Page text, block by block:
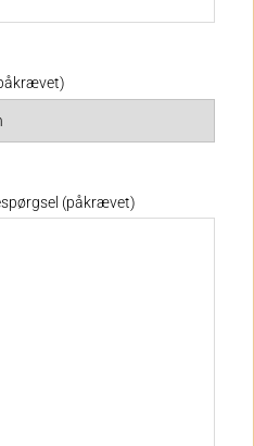
(påkrævet)